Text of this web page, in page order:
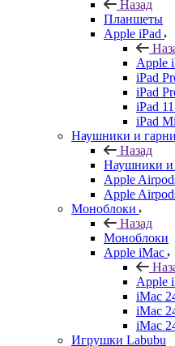
Назад
Планшеты
Apple iPad
Apple
iPad
iPad
iPad
iPad
Наушники и
Назад
Наушники и
Apple
Apple
Моноблоки
Назад
Моноблоки
Apple iMac
Apple
iMac
iMac
iMac
Игрушки Labubu